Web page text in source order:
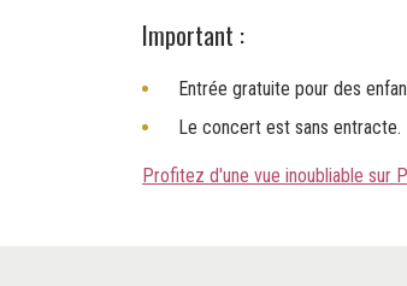
Important :
Entrée gratuite pour des
Le concert est sans entracte.
Profitez d'une vue inoubliable sur